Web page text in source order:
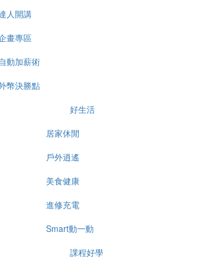
人開講
畫專區
動加薪術
幣決勝點
好生活
居家休閒
戶外逍遙
美食健康
進修充電
Smart動一動
課程好學